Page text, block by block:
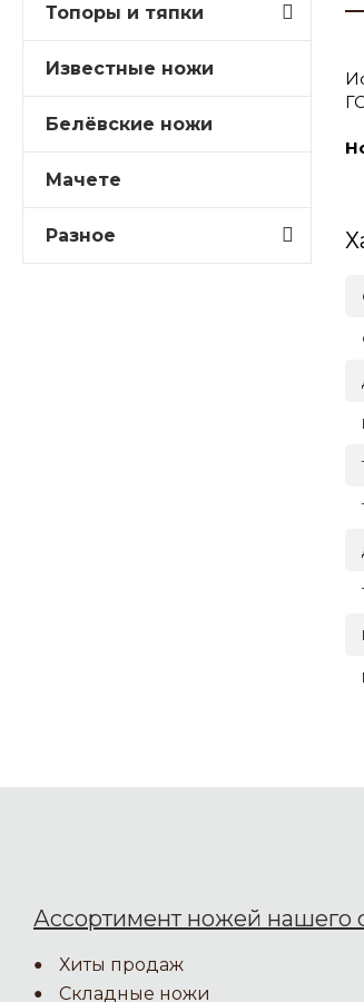
Топоры и тяпки
Известные ножи
Белёвские ножи
Мачете
Разное
Ассортимент ножей нашего
Хиты продаж
Складные ножи